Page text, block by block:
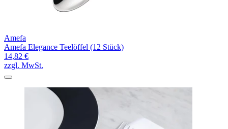
Amefa
Amefa Elegance Teelöffel (12 Stück)
14,82 €
zzgl. MwSt.